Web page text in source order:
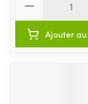
Ajouter